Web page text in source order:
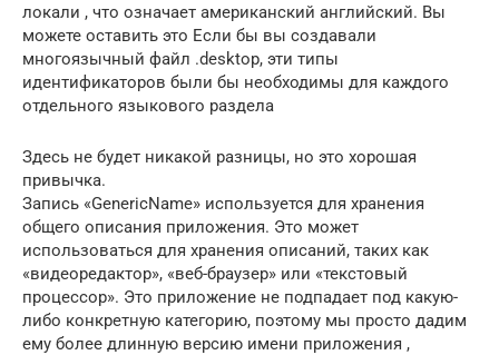
локали , что означает американский английский. Вы
можете оставить это Если бы вы создавали
многоязычный файл .desktop, эти типы
идентификаторов были бы необходимы для каждого
отдельного языкового раздела
Здесь не будет никакой разницы, но это хорошая
привычка.
Запись «GenericName» используется для хранения
общего описания приложения. Это может
использоваться для хранения описаний, таких как
«видеоредактор», «веб-браузер» или «текстовый
процессор». Это приложение не подпадает под какую-
либо конкретную категорию, поэтому мы просто дадим
ему более длинную версию имени приложения ,